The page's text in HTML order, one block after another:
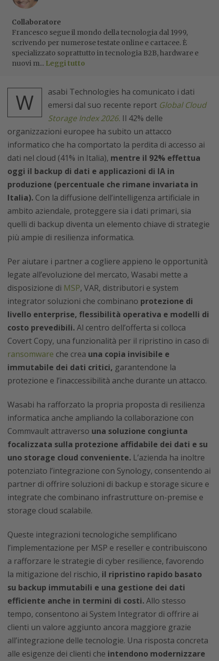
Collaboratore
Francesco segue il mondo della tecnologia dal 1999,
scrivendo per numerose testate online e cartacee. È
specializzato soprattutto in tecnologia B2B, hardware e
nuovi m... Leggi tutto
W
asabi Technologies ha comunicato i dati
emersi dal suo recente report Global Cloud
Storage Index 2026. Il 42% delle
organizzazioni europee ha subito un attacco
informatico che ha comportato la perdita di accesso ai
dati nel cloud (41% in Italia), mentre il 92% effettua
oggi il backup di dati e applicazioni di IA in
produzione (percentuale che rimane invariata in
Italia). Con la diffusione dell’intelligenza artificiale in
ambito aziendale, proteggere sia i dati primari, sia
quelli di backup diventa un elemento chiave di strategie
più ampie di resilienza informatica.
Per aiutare i partner a cogliere appieno le opportunità
legate all’evoluzione del mercato, Wasabi mette a
disposizione di MSP, VAR, distributori e system
integrator soluzioni che combinano protezione di
livello enterprise, flessibilità operativa e modelli di
costo prevedibili.Al centro dell’offerta si colloca
Covert Copy, una funzionalità per il ripristino in caso di
ransomware che crea una copia invisibile e
immutabile dei dati critici, garantendone la
protezione e l’inaccessibilità anche durante un attacco.
Wasabi ha rafforzato la propria proposta di resilienza
informatica anche ampliando la collaborazione con
Commvault attraverso una soluzione congiunta
focalizzata sulla protezione affidabile dei dati e su
uno storage cloud conveniente. L’azienda ha inoltre
potenziato l’integrazione con Synology, consentendo ai
partner di offrire soluzioni di backup e storage sicure e
integrate che combinano infrastrutture on-premise e
storage cloud scalabile.
Queste integrazioni tecnologiche semplificano
l’implementazione per MSP e reseller e contribuiscono
a rafforzare le strategie di cyber resilience, favorendo
la mitigazione del rischio, il ripristino rapido basato
su backup immutabili e una gestione dei dati
efficiente anche in termini di costi.Allo stesso
tempo, consentono ai System Integrator di offrire ai
clienti un valore aggiunto ancora maggiore grazie
all’integrazione delle tecnologie. Una risposta concreta
alle esigenze dei clienti che intendono modernizzare